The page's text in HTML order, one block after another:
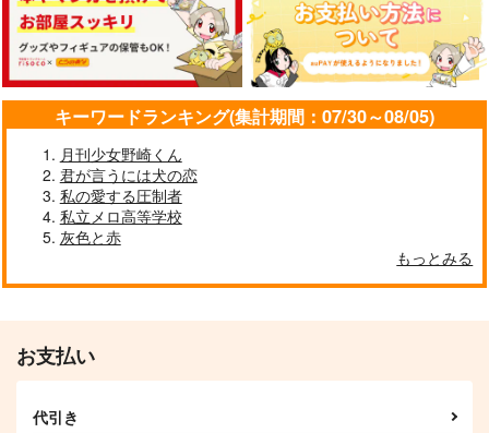
キーワードランキング(集計期間：07/30～08/05)
月刊少女野崎くん
君が言うには犬の恋
私の愛する圧制者
私立メロ高等学校
灰色と赤
もっとみる
お支払い
代引き